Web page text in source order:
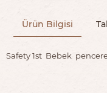
Ürün Bilgisi
Safety 1st Bebek